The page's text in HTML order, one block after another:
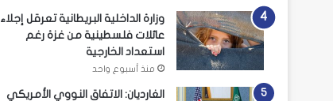
وزارة الداخلية البريطانية تعرقل إجلاء
عائلات فلسطينية من غزة رغم
استعداد الخارجية
منذ أسبوع واحد
الغارديان: الاتفاق النووي الأمريكي